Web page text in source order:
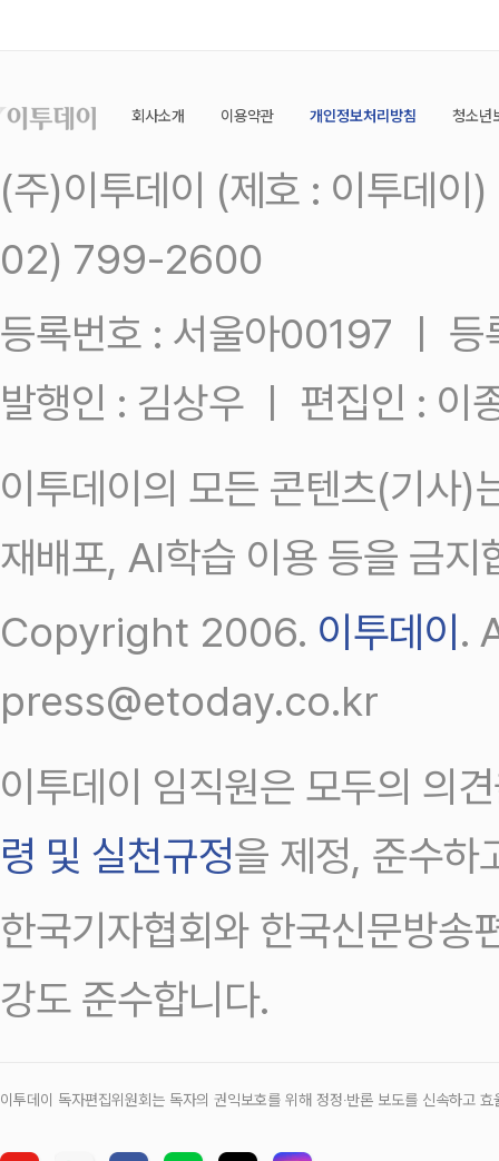
회사소개 이용약관 개인정보처리방침 청소년
(주)이투데이 (제호 : 이투데
02) 799-2600
등록번호 : 서울아00197 ㅣ
발행인 : 김상우 ㅣ 편집인 : 이
이투데이의 모든 콘텐츠(기사)
재배포, AI학습 이용 등을 금지
Copyright 2006. 이투데이.
press@etoday.co.kr
이투데이 임직원은 모두의 의
령 및 실천규정을 제정, 준수하
한국기자협회와 한국신문방송
강도 준수합니다.
이투데이 독자편집위원회는 독자의 권익보호를 위해 정정‧반론 보도를 신속하고